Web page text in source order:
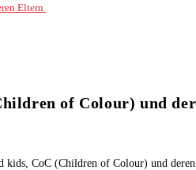
Eltern
of Colour) und
kids, CoC (Children of Colour) und